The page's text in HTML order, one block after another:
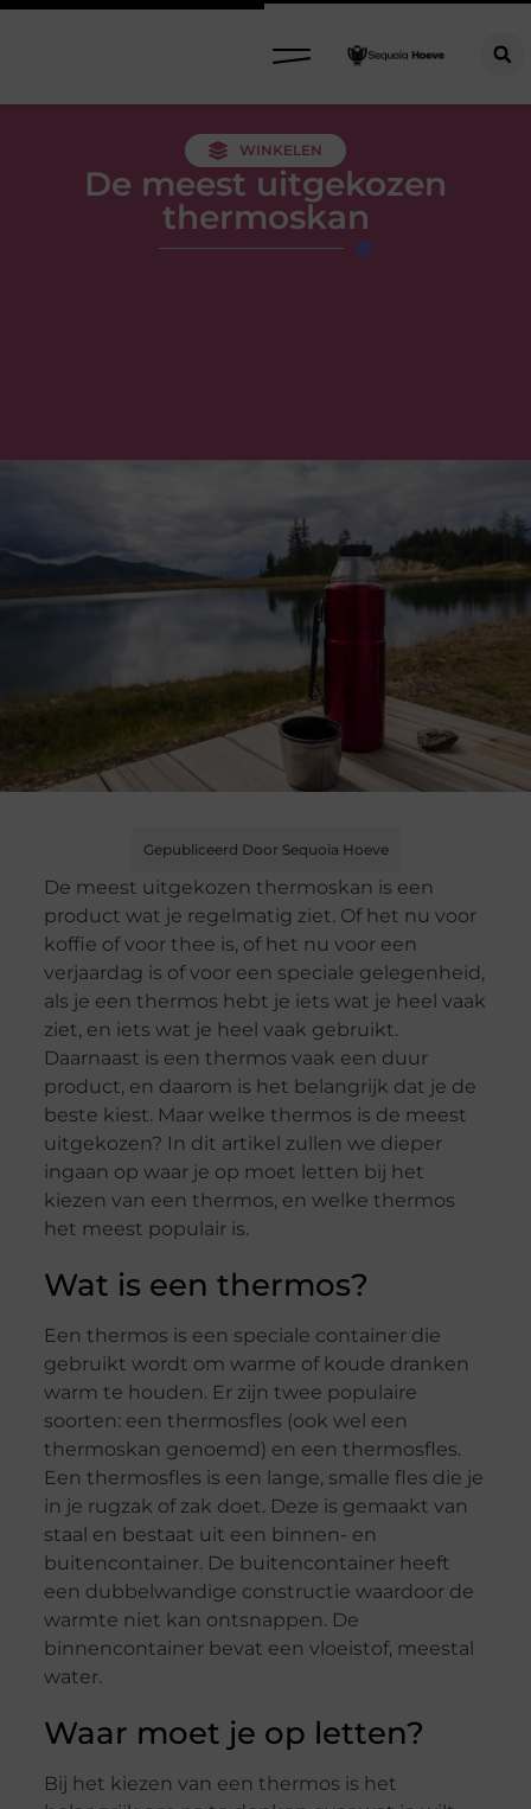
WINKELEN
De meest uitgekozen
thermoskan
Gepubliceerd Door Sequoia Hoeve
De meest uitgekozen thermoskan is een
product wat je regelmatig ziet. Of het nu voor
koffie of voor thee is, of het nu voor een
verjaardag is of voor een speciale gelegenheid,
als je een thermos hebt je iets wat je heel vaak
ziet, en iets wat je heel vaak gebruikt.
Daarnaast is een thermos vaak een duur
product, en daarom is het belangrijk dat je de
beste kiest. Maar welke thermos is de meest
uitgekozen? In dit artikel zullen we dieper
ingaan op waar je op moet letten bij het
kiezen van een thermos, en welke thermos
het meest populair is.
Wat is een thermos?
Een thermos is een speciale container die
gebruikt wordt om warme of koude dranken
warm te houden. Er zijn twee populaire
soorten: een thermosfles (ook wel een
thermoskan genoemd) en een thermosfles.
Een thermosfles is een lange, smalle fles die je
in je rugzak of zak doet. Deze is gemaakt van
staal en bestaat uit een binnen- en
buitencontainer. De buitencontainer heeft
een dubbelwandige constructie waardoor de
warmte niet kan ontsnappen. De
binnencontainer bevat een vloeistof, meestal
water.
Waar moet je op letten?
Bij het kiezen van een thermos is het